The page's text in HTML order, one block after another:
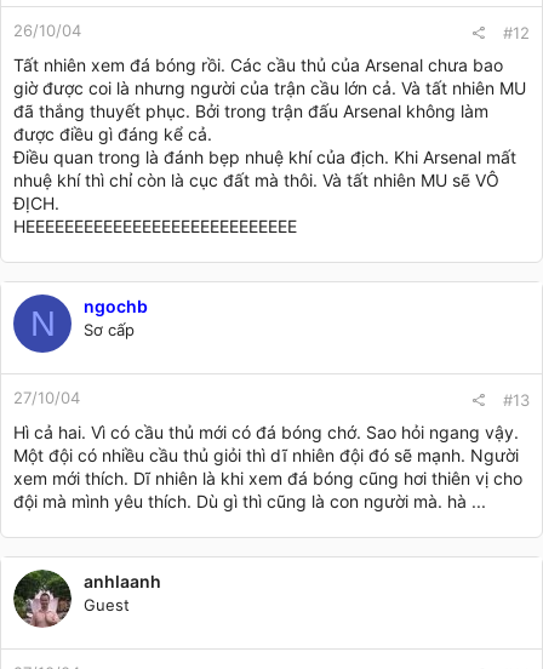
26/10/04 #12
Tất nhiên xem đá bóng rồi. Các cầu thủ của Arsenal chưa bao
giờ được coi là nhưng người của trận cầu lớn cả. Và tất nhiên MU
đã thắng thuyết phục. Bởi trong trận đấu Arsenal không làm
được điều gì đáng kể cả.
Điều quan trong là đánh bẹp nhuệ khí của địch. Khi Arsenal mất
nhuệ khí thì chỉ còn là cục đất mà thôi. Và tất nhiên MU sẽ VÔ
ĐỊCH.
HEEEEEEEEEEEEEEEEEEEEEEEEEEEE
N ngochb
Sơ cấp
27/10/04 #13
Hì cả hai. Vì có cầu thủ mới có đá bóng chớ. Sao hỏi ngang vậy.
Một đội có nhiều cầu thủ giỏi thì dĩ nhiên đội đó sẽ mạnh. Người
xem mới thích. Dĩ nhiên là khi xem đá bóng cũng hơi thiên vị cho
đội mà mình yêu thích. Dù gì thì cũng là con người mà. hà ...
anhlaanh
Guest